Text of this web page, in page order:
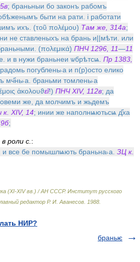
; браньныи бо законъ рабомъ
быти на рати. i работати
ихъ. (τοῦ πολέμου) Там же, 314а;
не ставленыхъ на брань и||мѣти. или
(πολεμικά) ПНЧ 1296, 11—11
и в нужи браньнеи ѡбрѣтсѩ. Пр 1383,
погублень˫а и п(р)осто елико
мч҃нь˫а. браньми томлень˫а
ἀκολουϑεῖ!) ПНЧ XIV, 112в; да
же, да молчимъ и жьдемъ
к. XIV, 14; инии же наполнѩютьсѩ д҃ха
;
роли с. :
и все бе помышлѩють браньна˫а. ЗЦ к.
(XI-XIV вв.) / АН СССР. Институт русского
редактор Р. И. Аванесов 1988
НИР?
браньѥ